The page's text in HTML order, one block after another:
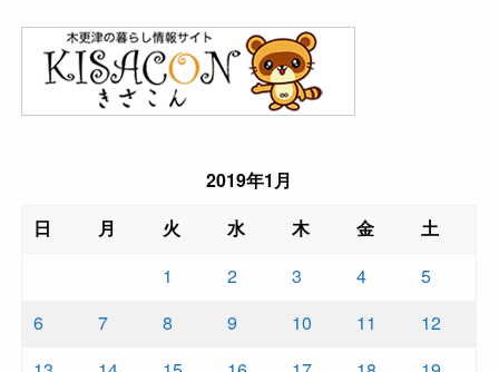
2019年1月
日
月 火 水 木 金
土
1
2 3 4
5
6
7 8 9 10 11
12